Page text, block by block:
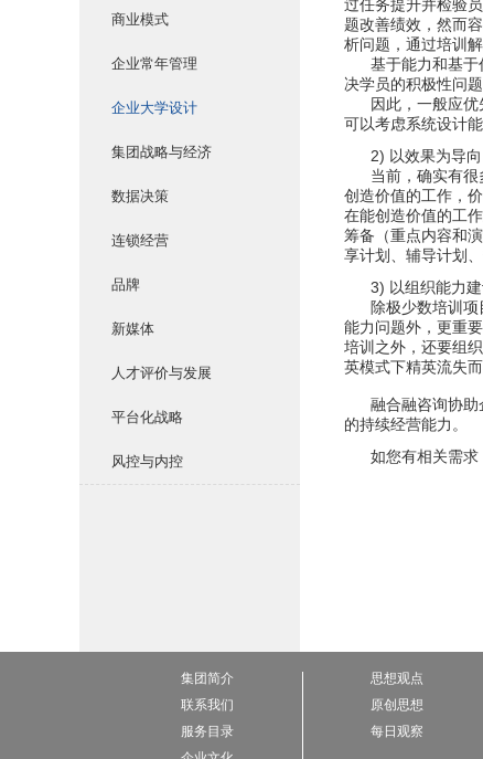
商业模式
企业常年管理
企业大学设计
集团战略与经济
数据决策
连锁经营
品牌
新媒体
人才评价与发展
平台化战略
风控与内控
过任务提升并检验
题改善绩效，然而
析问题，通过培训
基于能力和基
决学员的积极性问题
因此，一般应
可以考虑系统设计
2) 以效果为导
当前，确实有
创造价值的工作，
在能创造价值的工
筹备（重点内容和
享计划、辅导计划
3) 以组织能力
除极少数培训
能力问题外，更重
培训之外，还要组
英模式下精英流失
融合融咨询协
的持续经营能力。
如您有相关需求
集团简介
联系我们
服务目录
思想观点
原创思想
每日观察